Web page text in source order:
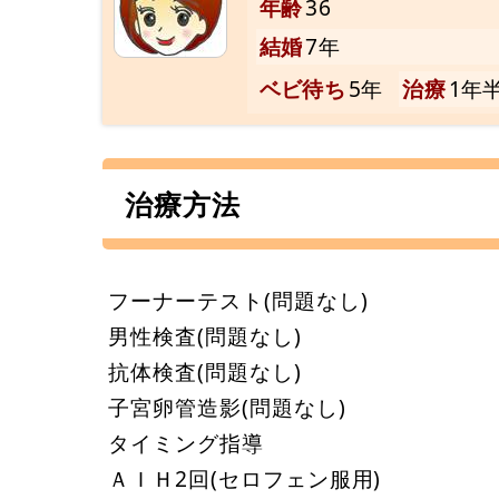
年齢36
結婚7年
ベビ待ち5年 治療1年
治療方法
フーナーテスト(問題なし)
男性検査(問題なし)
抗体検査(問題なし)
子宮卵管造影(問題なし)
タイミング指導
ＡＩＨ2回(セロフェン服用)